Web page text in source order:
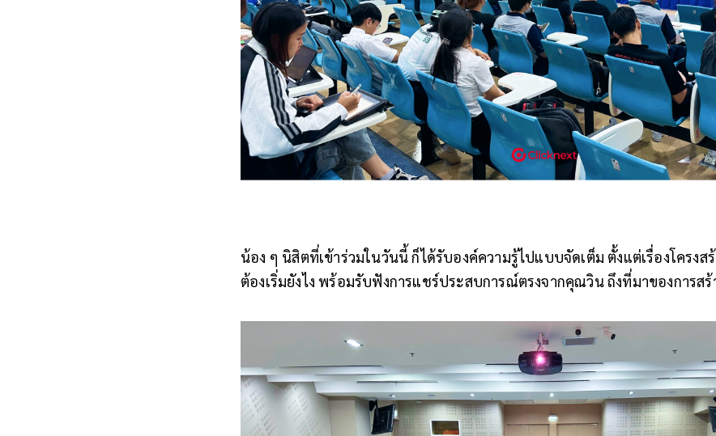
น้อง ๆ นิสิตที่เข้าร่วมในวันนี้ ก็ได้รับองค์ความรู้ไปแบบจัดเต็ม ตั้งแต่เรื่องโครงสร้
ต้องเริ่มยังไง พร้อมรับฟังการแชร์ประสบการณ์ตรงจากคุณวิน ถึงที่มาของการสร้